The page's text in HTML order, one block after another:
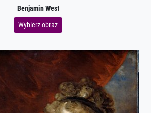
Benjamin West
Wybierz obraz